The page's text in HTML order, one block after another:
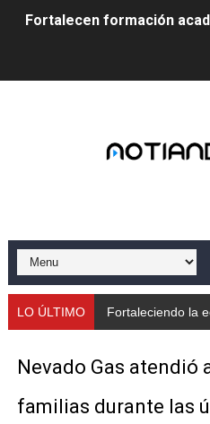
Fortalecen formación
Fundecem inició con
Iniciación al yoga reúne a
Mincomunas impulsa el
LO ÚLTIMO Fortaleciendo la economía comunal
Nevado Gas atendió
familias durante las